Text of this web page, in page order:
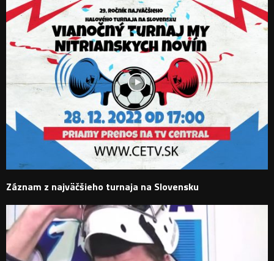
Záznam z najväčšieho turnaja na Slovensku